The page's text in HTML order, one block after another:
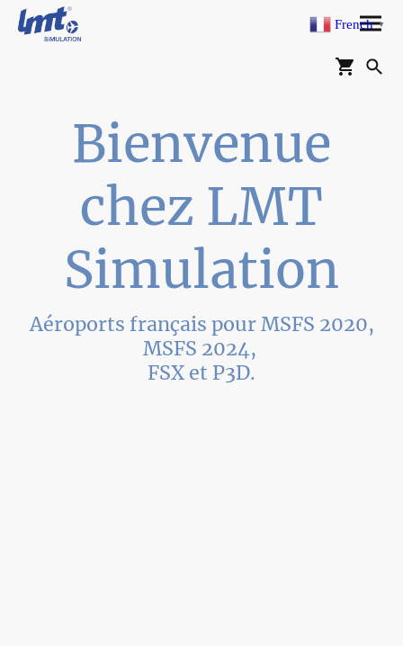
Bienvenue
chez LMT
Simulation
Aéroports français pour MSFS 2020,
MSFS 2024,
FSX et P3D.
French ▼